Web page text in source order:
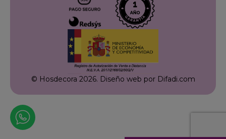
© Hosdecora 2026. Diseño web por Difadi.com